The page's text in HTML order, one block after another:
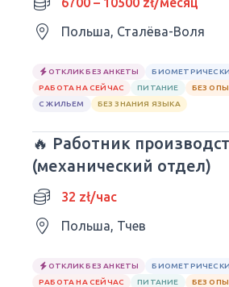
Польша, Сталёва-Воля
ОТКЛИК БЕЗ АНКЕТЫ
РАБОТА НА СЕЙЧАС
ПИТАНИЕ
БЕЗ
С ЖИЛЬЕМ
БЕЗ ЗНАНИЯ ЯЗЫКА
🔥 Работник
(механический отдел)
32 zł/час
Польша, Тчев
ОТКЛИК БЕЗ АНКЕТЫ
РАБОТА НА СЕЙЧАС
ПИТАНИЕ
БЕЗ